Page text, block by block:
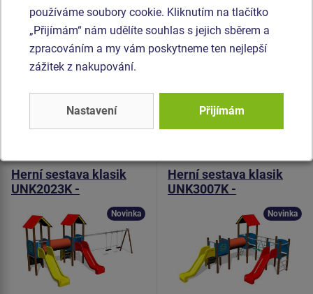
tunel je vyroben z HDPE (celoprobarvený polyethylen, který
se vyznačuje vysokou barevnou stálostí a odolností proti
UV záření). Veškerý spojovací materiál je pozinkovaný
nebo nerezový.
Podobné zboží
Herní sestava klasik
UNK2023K -
Novinka
Herní sestava klasik
UNK3007K -
Novinka
používáme soubory cookie. Kliknutím na tlačítko
„Přijímám“ nám udělíte souhlas s jejich sběrem a
zpracováním a my vám poskytneme ten nejlepší
zážitek z nakupování.
Nastavení Přijímám